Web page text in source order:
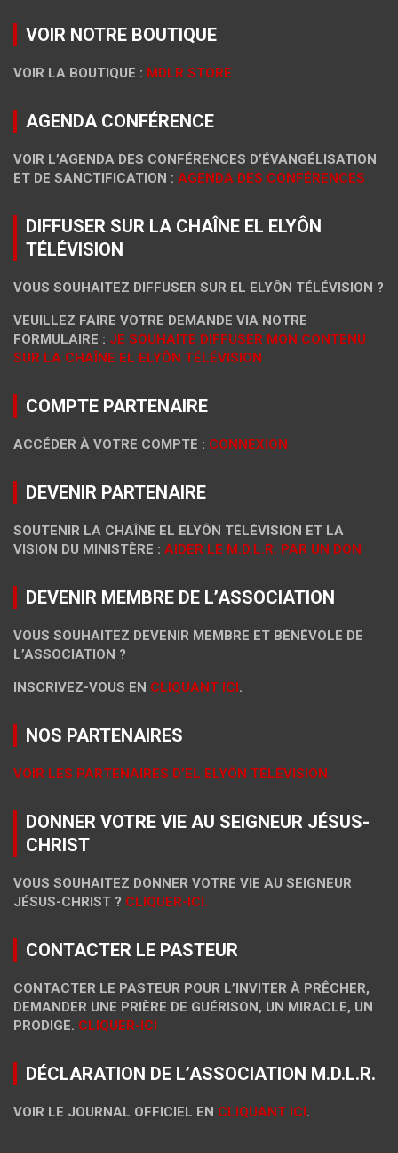
VOIR NOTRE BOUTIQUE
VOIR LA BOUTIQUE : MDLR STORE
AGENDA CONFÉRENCE
VOIR L’AGENDA DES CONFÉRENCES D’ÉVANGÉLISATION
ET DE SANCTIFICATION : AGENDA DES CONFÉRENCES
DIFFUSER SUR LA CHAÎNE EL ELYÔN
TÉLÉVISION
VOUS SOUHAITEZ DIFFUSER SUR EL ELYÔN TÉLÉVISION ?
VEUILLEZ FAIRE VOTRE DEMANDE VIA NOTRE
FORMULAIRE : JE SOUHAITE DIFFUSER MON CONTENU
SUR LA CHAÎNE EL ELYÔN TÉLÉVISION
COMPTE PARTENAIRE
ACCÉDER À VOTRE COMPTE : CONNEXION
DEVENIR PARTENAIRE
SOUTENIR LA CHAÎNE EL ELYÔN TÉLÉVISION ET LA
VISION DU MINISTÈRE : AIDER LE M.D.L.R. PAR UN DON
DEVENIR MEMBRE DE L’ASSOCIATION
VOUS SOUHAITEZ DEVENIR MEMBRE ET BÉNÉVOLE DE
L’ASSOCIATION ?
INSCRIVEZ-VOUS EN CLIQUANT ICI.
NOS PARTENAIRES
VOIR LES PARTENAIRES D’EL ELYÔN TÉLÉVISION.
DONNER VOTRE VIE AU SEIGNEUR JÉSUS-
CHRIST
VOUS SOUHAITEZ DONNER VOTRE VIE AU SEIGNEUR
JÉSUS-CHRIST ? CLIQUER-ICI.
CONTACTER LE PASTEUR
CONTACTER LE PASTEUR POUR L’INVITER À PRÊCHER,
DEMANDER UNE PRIÈRE DE GUÉRISON, UN MIRACLE, UN
PRODIGE. CLIQUER-ICI
DÉCLARATION DE L’ASSOCIATION M.D.L.R.
VOIR LE JOURNAL OFFICIEL EN CLIQUANT ICI.